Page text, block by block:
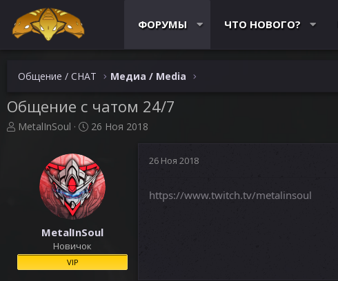
ФОРУМЫ ЧТО НОВОГО?
Общение / CHAT Медиа / Media
Общение с чатом 24/7
А
MetalInSoul
Д
а
н
а
ч
а
л
а
26 Ноя 2018
MetalInSoul
Новичок
VIP
26 Ноя 2018
https://www.twitch.tv/metalinsoul